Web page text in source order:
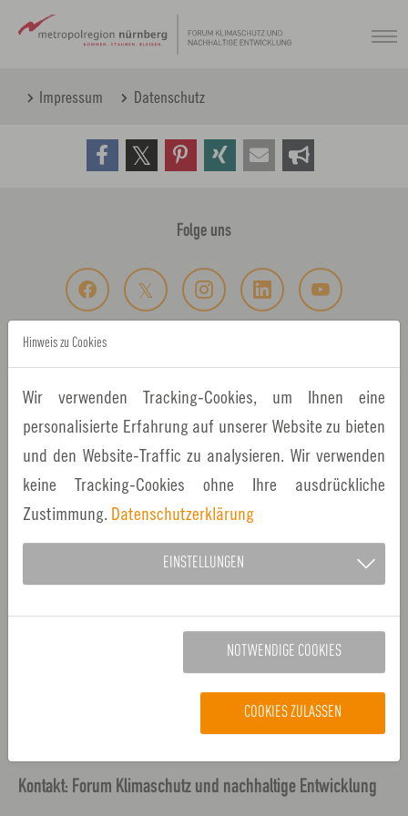
Hauptinhalt
Impressum Datenschutz
Folge uns
Über uns
Kontakt
Impressum
Kontakt: Forum Klimaschutz und nachhaltige Entwicklung
Hinweis zu Cookies
Wir verwenden Tracking-Cookies, um Ihnen eine
personalisierte Erfahrung auf unserer Website zu bieten
und den Website-Traffic zu analysieren. Wir verwenden
keine Tracking-Cookies ohne Ihre ausdrückliche
Zustimmung. Datenschutzerklärung
EINSTELLUNGEN
NOTWENDIGE COOKIES
COOKIES ZULASSEN